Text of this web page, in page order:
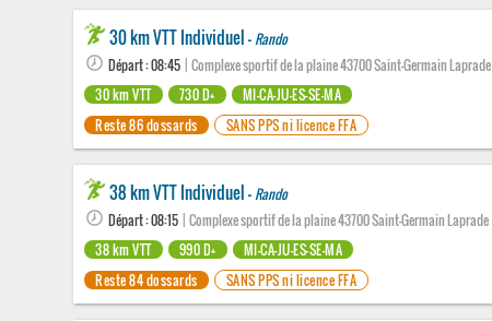
30 km VTT Individuel - Rando
Départ : 08:45 | Complexe sportif de la plaine 43700 Saint-Germain Laprade
30 km VTT
730 D+
MI-CA-JU-ES-SE-MA
Reste 86 dossards
SANS PPS ni licence FFA
38 km VTT Individuel - Rando
Départ : 08:15 | Complexe sportif de la plaine 43700 Saint-Germain Laprade
38 km VTT
990 D+
MI-CA-JU-ES-SE-MA
Reste 84 dossards
SANS PPS ni licence FFA